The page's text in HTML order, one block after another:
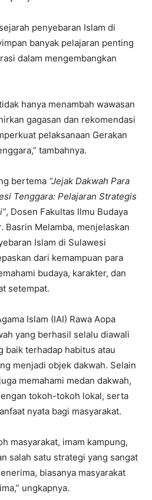
penyebaran Islam di
banyak pelajaran penting
dalam mengembangkan
hanya menambah wawasan
gagasan dan rekomendasi
pelaksanaan Gerakan
tambahnya.
bertema “Jejak Dakwah Para
Tenggara: Pelajaran Strategis
, Dosen Fakultas Ilmu Budaya
Basrin Melamba, menjelaskan
Islam di Sulawesi
dari kemampuan para
budaya, karakter, dan
setempat.
Islam (IAI) Rawa Aopa
yang berhasil selalu diawali
baik terhadap habitus atau
menjadi objek dakwah. Selain
memahami medan dakwah,
tokoh-tokoh lokal, serta
nyata bagi masyarakat.
masyarakat, imam kampung,
salah satu strategi yang sangat
biasanya masyarakat
ungkapnya.